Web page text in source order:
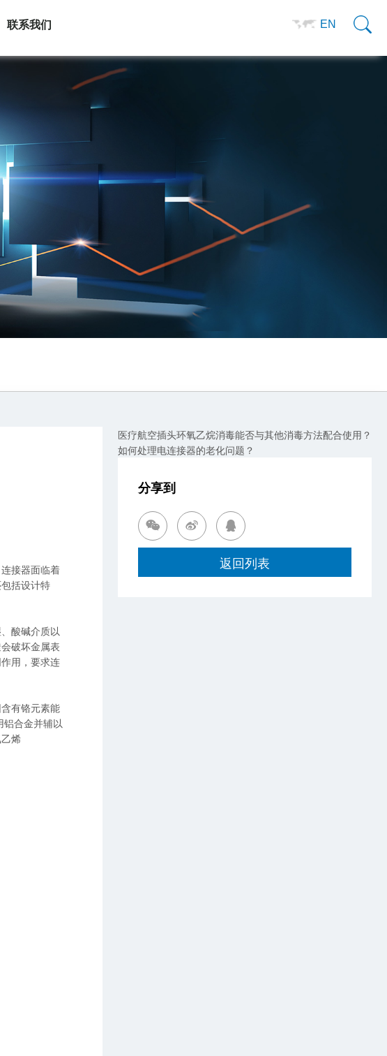
资料下载
联系我们 EN
接器面临着
括设计特
酸碱介质以
破坏金属表
用，要求连
有铬元素能
合金并辅以
烯
医疗航空插头环氧乙烷消毒能否与其他消毒方法配合使用？
如何处理电连接器的老化问题？
分享到
  
返回列表